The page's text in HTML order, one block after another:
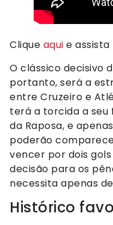
Clique aqui e
O clássico decisivo
portanto, será a
entre Cruzeiro e
terá a torcida a seu
da Raposa, e
poderão
vencer por dois
decisão para os
necessita apenas
Histórico